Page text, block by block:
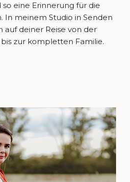
eine Erinnerung für die
In meinem Studio in Senden
auf deiner Reise von der
zur kompletten Familie.